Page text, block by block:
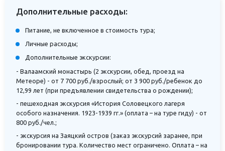
Дополнительные расходы:
Питание, не включенное в стоимость тура;
Личные расходы;
Дополнительные экскурсии:
- Валаамский монастырь (2 экскурсии, обед, проезд на
Метеоре) - от 7 700 руб./взрослый; от 3 900 руб./ребенок до
12,99 лет (при предъявлении свидетельства о рождении);
- пешеходная экскурсия «История Соловецкого лагеря
особого назначения. 1923-1939 гг.» (оплата – на туре гиду) - от
800 руб./чел.;
- экскурсия на Заяцкий остров (заказ экскурсий заранее, при
бронировании тура. Количество мест ограничено. Оплата – на